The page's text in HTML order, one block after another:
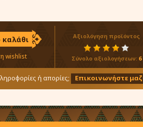
wishlist
Αξιολόγηση προϊόντος
Σύνολο αξιολογήσεων: 6
ή απορίες; Επικοινωνήστε